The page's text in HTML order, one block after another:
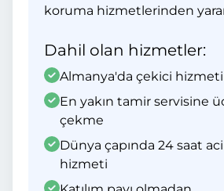
koruma hizmetlerinden
Dahil olan hizmetler:
Almanya'da çekici hizmeti
En yakın tamir servisine
çekme
Dünya çapında 24 saat
hizmeti